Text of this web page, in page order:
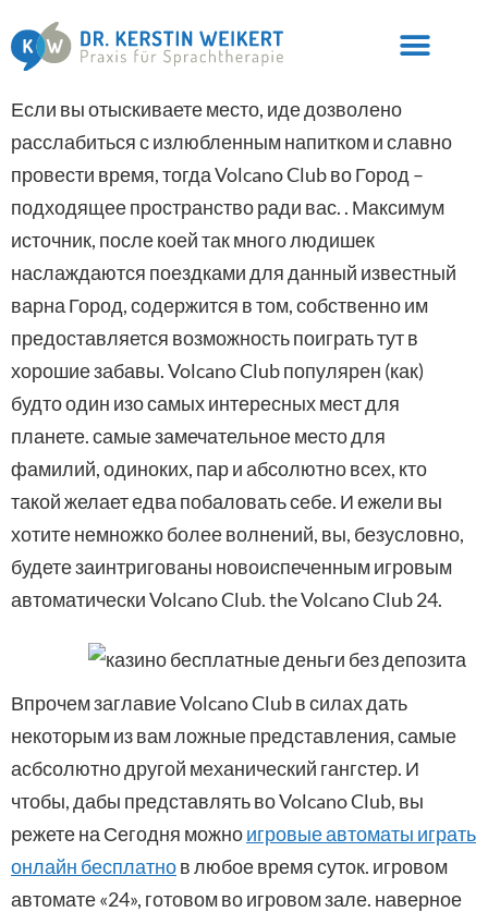
Если вы отыскиваете место, иде дозволено
расслабиться с излюбленным напитком и славно
провести время, тогда Volcano Club во Город –
подходящее пространство ради вас. . Максимум
источник, после коей так много людишек
наслаждаются поездками для данный известный
варна Город, содержится в том, собственно им
предоставляется возможность поиграть тут в
хорошие забавы. Volcano Club популярен (как)
будто один изо самых интересных мест для
планете.самые замечательное место для
фамилий, одиноких, пар и абсолютно всех, кто
такой желает едва побаловать себе. И ежели вы
хотите немножко более волнений, вы, безусловно,
будете заинтригованы новоиспеченным игровым
автоматически Volcano Club. the Volcano Club 24.
Впрочем заглавие Volcano Club в силах дать
некоторым из вам ложные представления, самые
асбсолютно другой механический гангстер. И
чтобы, дабы представлять во Volcano Club, вы
режете на Сегодня можноигровые автоматы играть
онлайн бесплатнов любое время суток. игровом
автомате «24», готовом во игровом зале. наверное